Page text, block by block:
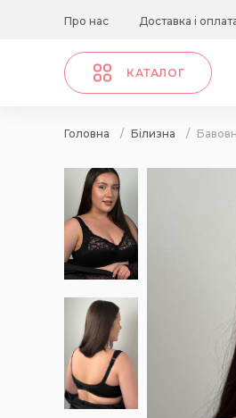
Про нас Доставка і
КАТАЛОГ
Головна / Білизна /